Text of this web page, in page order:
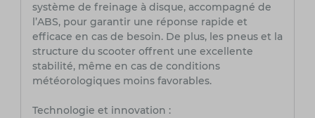
système de freinage à disque, accompagné de
l’ABS, pour garantir une réponse rapide et
efficace en cas de besoin. De plus, les pneus et la
structure du scooter offrent une excellente
stabilité, même en cas de conditions
météorologiques moins favorables.
Technologie et innovation :